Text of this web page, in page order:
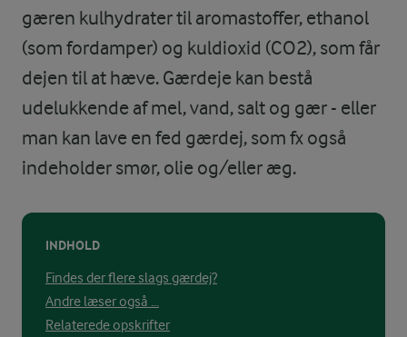
gæren kulhydrater til aromastoffer, ethanol
(som fordamper) og kuldioxid (CO2), som får
dejen til at hæve. Gærdeje kan bestå
udelukkende af mel, vand, salt og gær - eller
man kan lave en fed gærdej, som fx også
indeholder smør, olie og/eller æg.
INDHOLD
Findes der flere slags gærdej?
Andre læser også ...
Relaterede opskrifter